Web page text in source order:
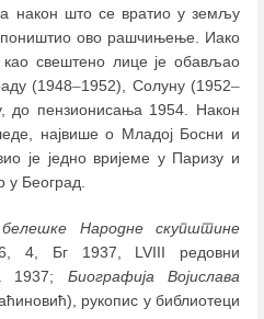
након што се вратио у земљу
поништио ово рашчињење. Иако
свештено лице је обављао
(1948–1952), Солуну (1952–
до пензионисања 1954. Након
највише о Младој Босни и
је једно вријеме у Паризу и
у Београд.
Народне скупштине
4, Бг 1937, LVIII редовни
1937; Биографија Војислава
рукопис у библиотеци